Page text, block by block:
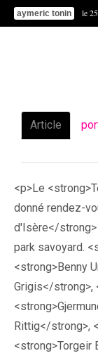
aymeric tonin le
Article
<p>Le
donné rendez-
d'Isère</strong>
park savoyard.
<strong>Benny
Grigis</strong>,
Rittig</strong>,
<strong>Torgeir